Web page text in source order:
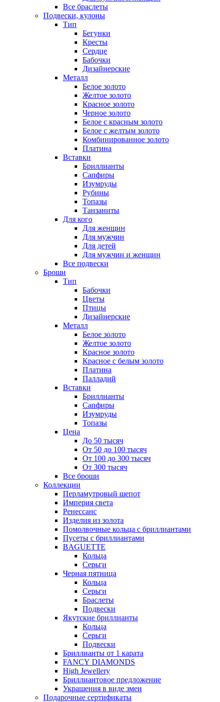
Все браслеты
Подвески, кулоны
Тип
Бегунки
Кресты
Сердце
Бабочки
Дизайнерские
Металл
Белое золото
Желтое золото
Красное золото
Черное золото
Белое с красным золото
Белое с желтым золото
Комбинированное золото
Платина
Вставки
Бриллианты
Сапфиры
Изумруды
Рубины
Топазы
Танзаниты
Для кого
Для женщин
Для мужчин
Для детей
Для мужчин и женщин
Все подвески
Броши
Тип
Бабочки
Цветы
Птицы
Дизайнерские
Металл
Белое золото
Желтое золото
Красное золото
Красное с белым золото
Платина
Палладий
Вставки
Бриллианты
Сапфиры
Изумруды
Топазы
Цена
До 50 тысяч
От 50 до 100 тысяч
От 100 до 300 тысяч
От 300 тысяч
Все броши
Коллекции
Перламутровый шепот
Империя света
Ренессанс
Изделия из золота
Помолвочные кольца с бриллиантами
Пусеты с бриллиантами
BAGUETTE
Кольца
Серьги
Черная пятница
Кольца
Серьги
Браслеты
Подвески
Якутские бриллианты
Кольца
Серьги
Подвески
Бриллианты от 1 карата
FANCY DIAMONDS
High Jewellery
Бриллиантовое предложение
Украшения в виде змеи
Подарочные сертификаты